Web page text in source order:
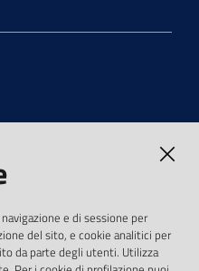
e di sessione per
del sito, e cookie analitici per
da parte degli utenti. Utilizza